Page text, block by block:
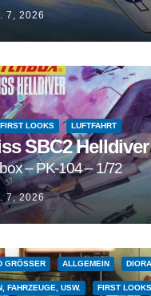
7, 2026
FIRST LOOKS LUFTFAHRT
SBC2 Helldiver
– PK-104 – 1/72
7, 2026
ALLGEMEIN
FAHRZEUGE, USW. FIRST LOOKS